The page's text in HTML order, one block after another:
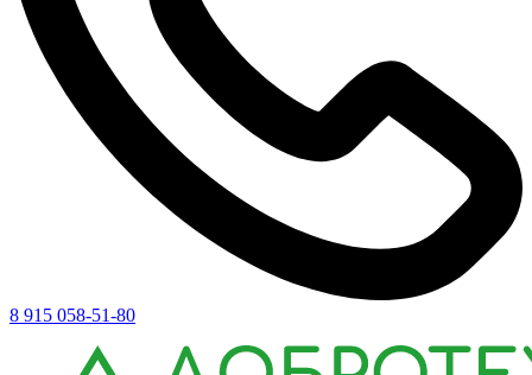
8 915 058-51-80